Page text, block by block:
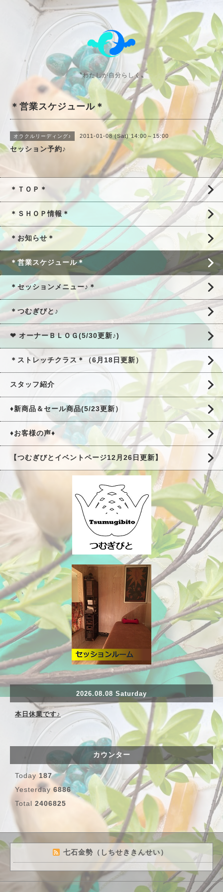
〝わたしが自分らしく〟
＊営業スケジュール＊
オラクルリーディング♪ 2011-01-08 (Sat) 14:00～15:00
セッション予約♪
＊ＴＯＰ＊
＊ＳＨＯＰ情報＊
＊お知らせ＊
＊営業スケジュール＊
＊セッションメニュー♪＊
＊つむぎびと♪
❤ オーナーＢＬＯＧ(5/30更新♪)
＊ストレッチクラス＊（6月18日更新）
スタッフ紹介
♦新商品＆セール商品(5/23更新）
♦お客様の声♦
【つむぎびとイベントページ12月26日更新】
2026.08.08 Saturday
本日休業です♪
カウンター
Today 187
Yesterday 6886
Total 2406825
七石金勢（しちせききんせい）